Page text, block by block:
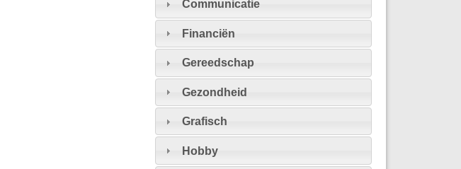
Communicatie
Financiën
Gereedschap
Gezondheid
Grafisch
Hobby